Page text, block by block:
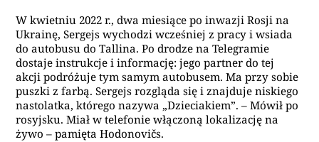
W kwietniu 2022 r., dwa miesiące po inwazji Rosji na
Ukrainę, Sergejs wychodzi wcześniej z pracy i wsiada
do autobusu do Tallina. Po drodze na Telegramie
dostaje instrukcje i informację: jego partner do tej
akcji podróżuje tym samym autobusem. Ma przy sobie
puszki z farbą. Sergejs rozgląda się i znajduje niskiego
nastolatka, którego nazywa „Dzieciakiem”. – Mówił po
rosyjsku. Miał w telefonie włączoną lokalizację na
żywo – pamięta Hodonovičs.